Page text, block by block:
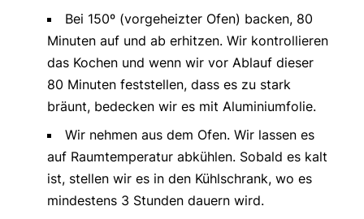
Bei 150º (vorgeheizter Ofen) backen, 80
Minuten auf und ab erhitzen. Wir kontrollieren
das Kochen und wenn wir vor Ablauf dieser
80 Minuten feststellen, dass es zu stark
bräunt, bedecken wir es mit Aluminiumfolie.
Wir nehmen aus dem Ofen. Wir lassen es
auf Raumtemperatur abkühlen. Sobald es kalt
ist, stellen wir es in den Kühlschrank, wo es
mindestens 3 Stunden dauern wird.